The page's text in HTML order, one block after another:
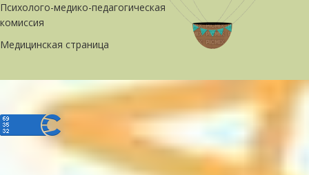
Психолого-медико-педагогическая
комиссия
Медицинская страница